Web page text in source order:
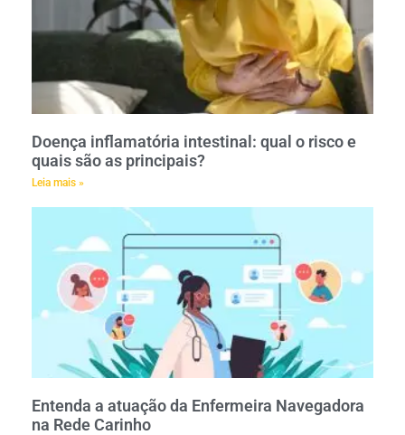
Doença inflamatória intestinal: qual o risco e
quais são as principais?
Leia mais »
Entenda a atuação da Enfermeira Navegadora
na Rede Carinho